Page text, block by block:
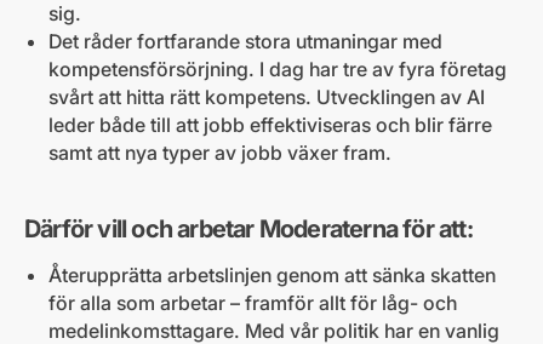
sig.
Det råder fortfarande stora utmaningar med
kompetensförsörjning. I dag har tre av fyra företag
svårt att hitta rätt kompetens. Utvecklingen av AI
leder både till att jobb effektiviseras och blir färre
samt att nya typer av jobb växer fram.
Därför vill och arbetar Moderaterna för att:
Återupprätta arbetslinjen genom att sänka skatten
för alla som arbetar – framför allt för låg- och
medelinkomsttagare. Med vår politik har en vanlig